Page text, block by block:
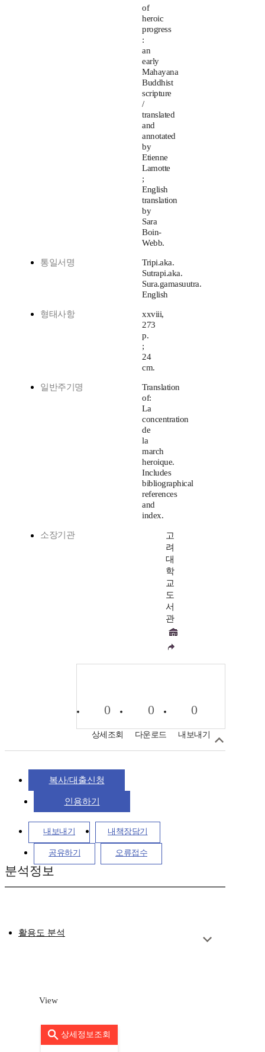
of
heroic
progress
:
an
early
Mahayana
Buddhist
scripture
/
translated
and
annotated
by
Etienne
Lamotte
;
English
translation
by
Sara
Boin-
Webb.
통일서명
Tripi.aka.
Sutrapi.aka.
Sura.gamasuutra.
English
형태사항
xxviii,
273
p.
;
24
cm.
일반주기명
Translation
of:
La
concentration
de
la
march
heroique.
Includes
bibliographical
references
and
index.
소장기관
고
려
대
학
교
도
서
관
0
상세조회
0
다운로드
0
내보내기
복사/대출신청
인용하기
내보내기 내책장담기
공유하기 오류접수
분석정보
활용도 분석
View
상세정보조회